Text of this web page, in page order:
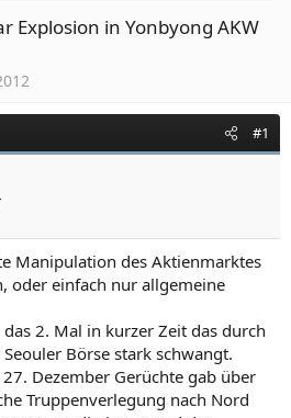
Explosion in Yonbyong AKW
#1
Manipulation des Aktienmarktes
oder einfach nur allgemeine
2. Mal in kurzer Zeit das durch
Börse stark schwangt.
Dezember Gerüchte gab über
Truppenverlegung nach Nord